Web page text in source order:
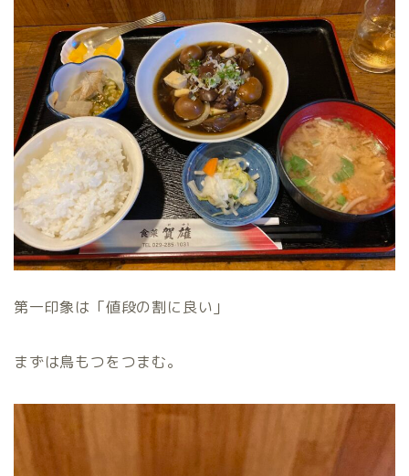
第一印象は「値段の割に良い」
まずは鳥もつをつまむ。